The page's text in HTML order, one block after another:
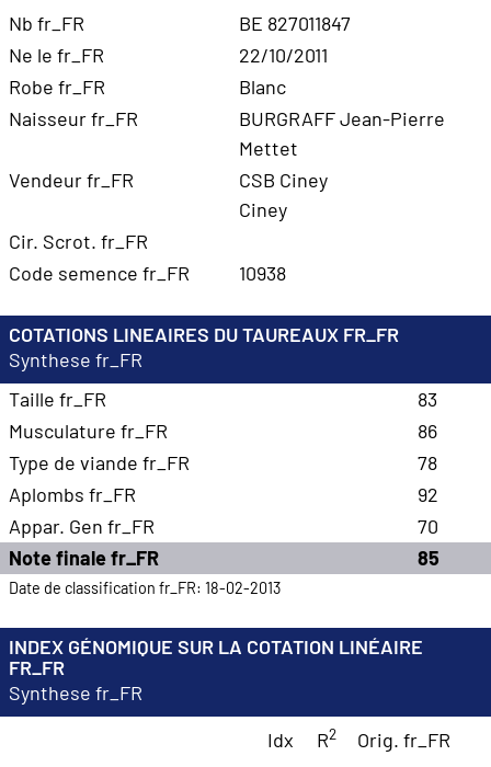
Nb fr_FR
BE 827011847
Ne le fr_FR
22/10/2011
Robe fr_FR
Blanc
Naisseur fr_FR
BURGRAFF Jean-Pierre
Mettet
Vendeur fr_FR
CSB Ciney
Ciney
Cir. Scrot. fr_FR
Code semence fr_FR
10938
COTATIONS LINEAIRES DU TAUREAUX FR_FR
Synthese fr_FR
Taille fr_FR
83
Musculature fr_FR
86
Type de viande fr_FR
78
Aplombs fr_FR
92
Appar. Gen fr_FR
70
Note finale fr_FR
85
Date de classification fr_FR: 18-02-2013
INDEX GÉNOMIQUE SUR LA COTATION LINÉAIRE
FR_FR
Synthese fr_FR
Idx
R2 Orig. fr_FR